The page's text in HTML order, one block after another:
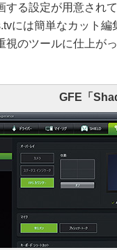
する設定が用意され
には簡単なカット
視のツールに仕上が
GFE「